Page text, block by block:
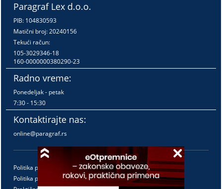
Paragraf Lex d.o.o.
PIB: 104830593
Matični broj: 20240156
Tekući račun:
105-3029346-18
160-0000000380290-23
Radno vreme:
Ponedeljak - petak
7:30 - 15:30
Kontaktirajte nas:
online@paragraf.rs
Politika privatnosti
Politika pružanja usluga